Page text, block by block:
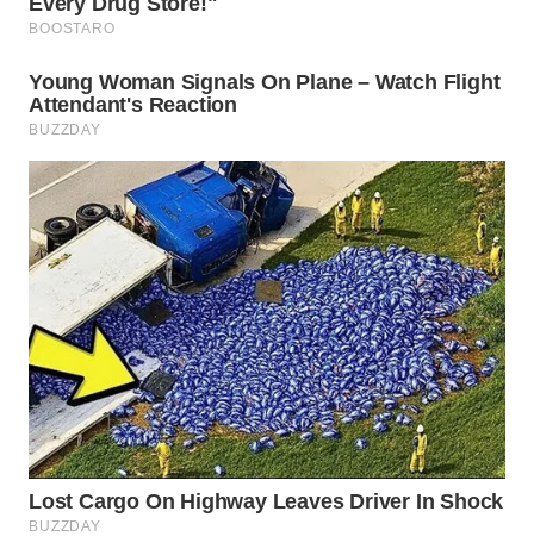
WAHANA
TANI
WAHANA
ADVOKAT
WAHANA
INFRASTRUKTUR
WAHANA
KONSUMEN
WAHANA
LISTRIK
WAHANA
TRAVEL